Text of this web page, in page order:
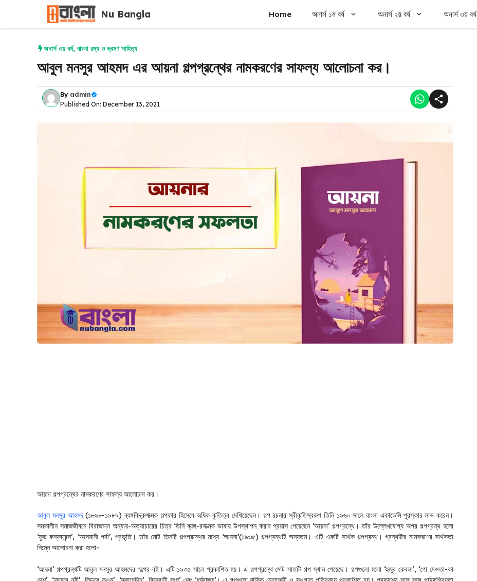
content
Nu Bangla Home অনার্স ১ম বর্ষ অনার্স ২য় বর্ষ অনার্স ৩য় বর্ষ
অনার্স ৩য় বর্ষ, বাংলা রম্য ও ভ্রমণ সাহিত্য
আবুল মনসুর আহমদ এর আয়না গল্পগ্রন্থের নামকরণের সাফল্য আলোচনা কর।
By admin
Published On: December 13, 2021
আয়না গল্পগ্রন্থের নামকরণের সাফল্য আলোচনা কর।
আবুল মনসুর আহমদ(১৮৯৮-১৯৮৯) ব্যঙ্গবিদ্রুপাত্মক গল্পকার হিসেবে অধিক কৃতিত্ব দেখিয়েছেন। গল্প রচনার স্বীকৃতিস্বরুপ তিনি ১৯৬০ সালে বাংলা একাডেমি পুরস্কার লাভ করেন।
সমকালীন সমাজজীবনে বিরাজমান অন্যায়-অত্যাচারের চিত্র তিনি ব্যঙ্গ-রসাত্মক ভাষায় উপস্থাপন করার প্রয়াস পেয়েছেন ‘আয়না’ গল্পগ্রন্থে। তাঁর উল্লেখযোগ্য অপর গল্পগ্রন্থ হলো
‘ফুড কন্ফারেন্স’, ‘আসমানী পর্দা’, প্রভৃতি। তাঁর মোট তিনটি গল্পগ্রন্থের মধ্যে ‘আয়না’(১৯৩৫) গল্পগ্রন্থটি অন্যতম। এটি একটি সার্থক গল্পগ্রন্থ। গ্রন্থটির নামকরণের সার্থকতা
নিম্নে আলোচনা করা হলো-
‘আয়না’ গল্পগ্রন্থটি আবুল মনসুর আহমদের গল্পের বই। এটি ১৯৩৫ সালে প্রকাশিত হয়। এ গল্পগ্রন্থে মোট সাতটি গল্প স্থান পেয়েছে। গল্পগুলো হলো ‘হুজুর কেবলা’, ‘গো দেওতা-কা